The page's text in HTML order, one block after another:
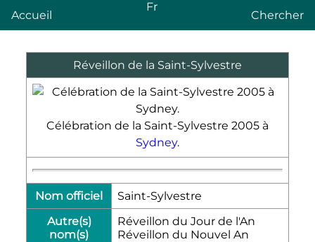
Accueil
Fr
Chercher
Réveillon de la Saint-Sylvestre
Célébration de la Saint-Sylvestre 2005 à
Sydney.
Nom officiel
Saint-Sylvestre
Autre(s)
nom(s)
Réveillon du Jour de l'An
Réveillon du Nouvel An